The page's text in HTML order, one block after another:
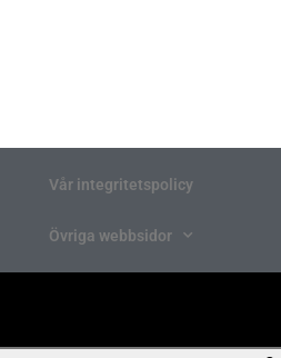
Vår integritetspolicy
Övriga webbsidor